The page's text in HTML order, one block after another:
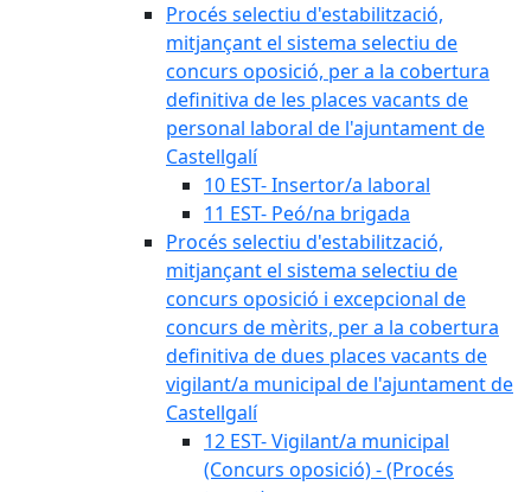
Procés selectiu d'estabilització,
mitjançant el sistema selectiu de
concurs oposició, per a la cobertura
definitiva de les places vacants de
personal laboral de l'ajuntament de
Castellgalí
10 EST- Insertor/a laboral
11 EST- Peó/na brigada
Procés selectiu d'estabilització,
mitjançant el sistema selectiu de
concurs oposició i excepcional de
concurs de mèrits, per a la cobertura
definitiva de dues places vacants de
vigilant/a municipal de l'ajuntament de
Castellgalí
12 EST- Vigilant/a municipal
(Concurs oposició) - (Procés